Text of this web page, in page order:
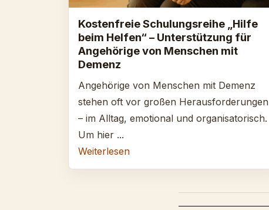
Kostenfreie Schulungsreihe „Hilfe
beim Helfen“ – Unterstützung für
Angehörige von Menschen mit
Demenz
Angehörige von Menschen mit Demenz
stehen oft vor großen Herausforderungen
– im Alltag, emotional und organisatorisch.
Um hier ...
Weiterlesen